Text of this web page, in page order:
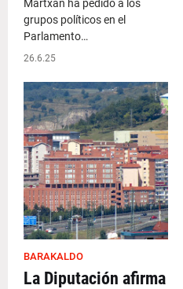
Martxan ha pedido a los
grupos políticos en el
Parlamento…
26.6.25
BARAKALDO
La Diputación afirma